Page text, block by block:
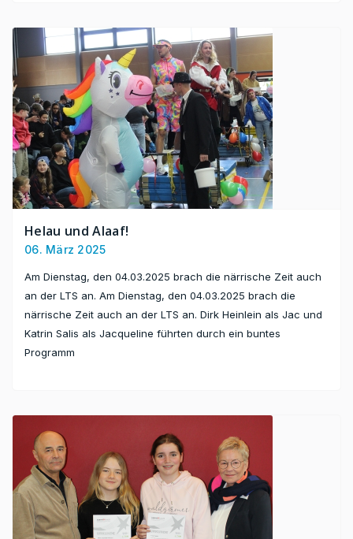
Helau und Alaaf!
06. März 2025
Am Dienstag, den 04.03.2025 brach die närrische Zeit auch
an der LTS an. Am Dienstag, den 04.03.2025 brach die
närrische Zeit auch an der LTS an. Dirk Heinlein als Jac und
Katrin Salis als Jacqueline führten durch ein buntes
Programm